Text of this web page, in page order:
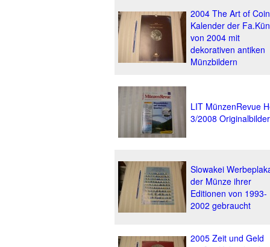
2004 The Art of
Kalender der
von 2004 mit
dekorativen antiken
Münzbildern
LIT MünzenRevue
3/2008 Originalbilder
Slowakei
der Münze ihrer
Editionen von 1993-
2002 gebraucht
2005 Zeit und Geld